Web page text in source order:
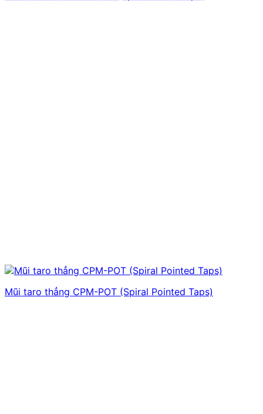
Mũi taro thẳng CPM-POT (Spiral Pointed Taps)